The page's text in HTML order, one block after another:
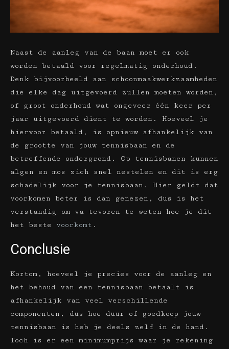
Naast de aanleg van de baan moet er ook
worden betaald voor regelmatig onderhoud.
Denk bijvoorbeeld aan schoonmaakwerkzaamheden
die elke dag uitgevoerd zullen moeten worden,
of groot onderhoud wat ongeveer één keer per
jaar uitgevoerd dient te worden. Hoeveel je
hiervoor betaald, is opnieuw afhankelijk van
de grootte van jouw tennisbaan en de
betreffende ondergrond. Op tennisbanen kunnen
algen en mos zich snel nestelen en dit is erg
schadelijk voor je tennisbaan. Hier geldt dat
voorkomen beter is dan genezen, dus is het
verstandig om va tevoren te weten hoe je dit
het beste voorkomt .
Conclusie
Kortom, hoeveel je precies voor de aanleg en
het behoud van een tennisbaan betaalt is
afhankelijk van veel verschillende
componenten, dus hoe duur of goedkoop jouw
tennisbaan is heb je deels zelf in de hand.
Toch is er een minimumprijs waar je rekening